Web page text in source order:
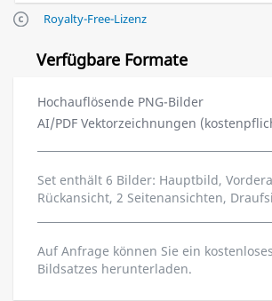
Royalty-Free-Lizenz
Verfügbare Formate
Hochauflösende PNG-Bilder
AI/PDF Vektorzeichnungen
Set enthält 6 Bilder: Hauptbild,
Rückansicht, 2 Seitenansichten,
Auf Anfrage können Sie ein
Bildsatzes herunterladen.